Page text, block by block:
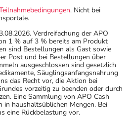
. Nicht bei
Verdreifachung der APO
1 % auf 3 % bereits am Produkt
sind Bestellungen als Gast sowie
Post und bei Bestellungen über
ausgeschlossen sind gesetzlich
Säuglingsanfangsnahrung
das Recht vor, die Aktion bei
vorzeitig zu beenden oder durch
Eine Sammlung von APO Cash
haushaltsüblichen Mengen. Bei
eine Rückbelastung vor.